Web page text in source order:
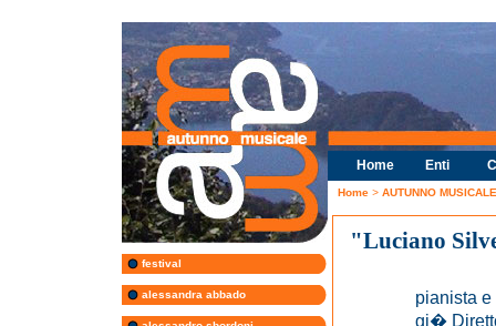
festival
alessandra abbado
Home Enti
Home > AUTUNNO
"Luciano
pianista
gi�